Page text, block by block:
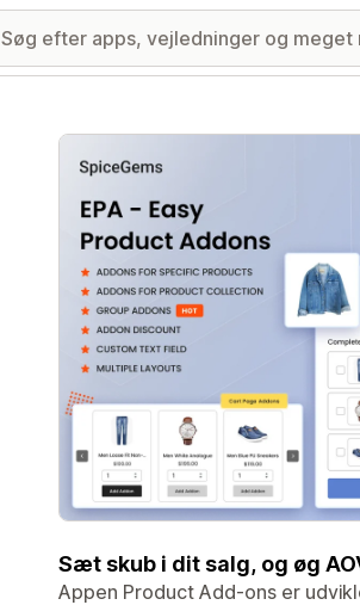
Galleri med udvalgte billeder
Sæt skub i dit salg, og øg
Appen Product Add-ons er